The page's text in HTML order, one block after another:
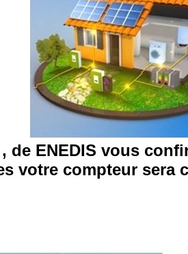
de ENEDIS vous
votre compteur sera